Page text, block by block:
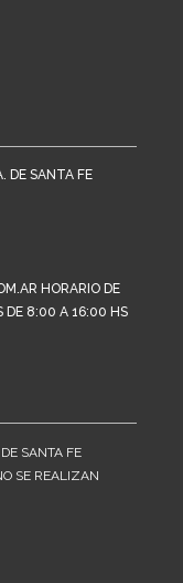
DE SANTA FE
HORARIO DE
DE 8:00 A 16:00 HS
SANTA FE
SE REALIZAN